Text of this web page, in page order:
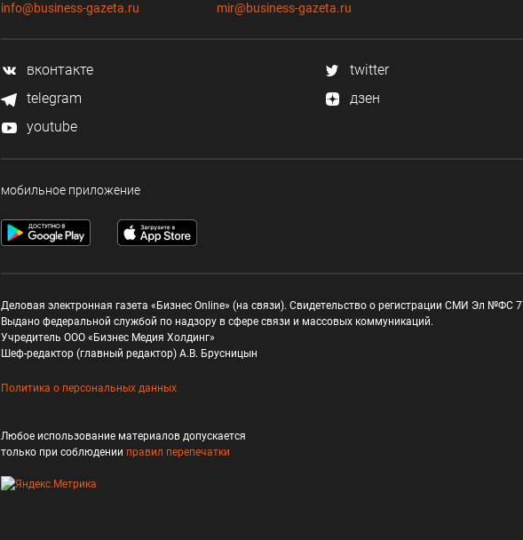
info@business-gazeta.ru
mir@business-gazeta.ru
вконтакте
twitter
telegram
дзен
youtube
мобильное приложение
Деловая электронная газета «Бизнес Online» (на связи). Свидетельство о регистрации СМИ Эл №ФС
Выдано федеральной службой по надзору в сфере связи и массовых коммуникаций.
Учредитель ООО «Бизнес Медия Холдинг»
Шеф-редактор (главный редактор) А.В. Брусницын
Политика о персональных данных
Любое использование материалов допускается
только при соблюдении правил перепечатки